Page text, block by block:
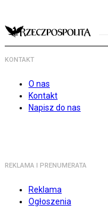
KONTAKT
O nas
Kontakt
Napisz do nas
REKLAMA I PRENUMERATA
Reklama
Ogłoszenia